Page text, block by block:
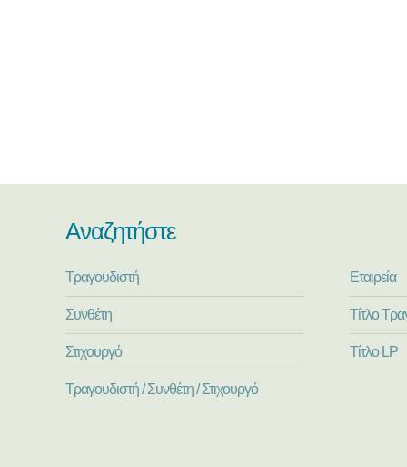
Αναζητήστε
Τραγουδιστή
Συνθέτη
Στιχουργό
Τραγουδιστή / Συνθέτη / Στιχουργό
Εταιρεία
Τίτλο
Τίτλο LP